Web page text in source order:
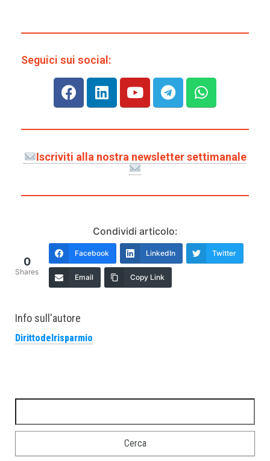
Seguici sui social:
Iscriviti alla nostra newsletter settimanale
Condividi articolo:
0
Shares
Facebook LinkedIn Twitter
Email Copy Link
Info sull'autore
Dirittodelrisparmio